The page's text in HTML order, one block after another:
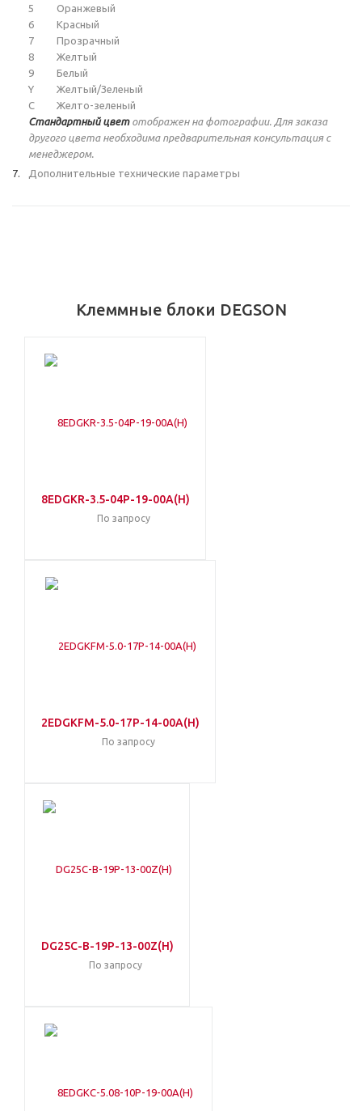
5
Оранжевый
6
Красный
7
Прозрачный
8
Желтый
9
Белый
Y
Желтый/Зеленый
C
Желто-зеленый
Стандартный цветотображен на фотографии. Для заказа
другого цвета необходима предварительная консультация с
менеджером.
Дополнительные технические параметры
Клеммные блоки DEGSON
8EDGKR-3.5-04P-19-00A(H)
По запросу
2EDGKFM-5.0-17P-14-00A(H)
По запросу
DG25C-B-19P-13-00Z(H)
По запросу